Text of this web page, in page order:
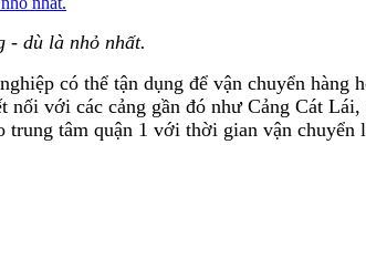
- dù là nhỏ nhất.
có thể tận dụng để vận chuyển hàng
với các cảng gần đó như Cảng Cát
tâm quận 1 với thời gian vận